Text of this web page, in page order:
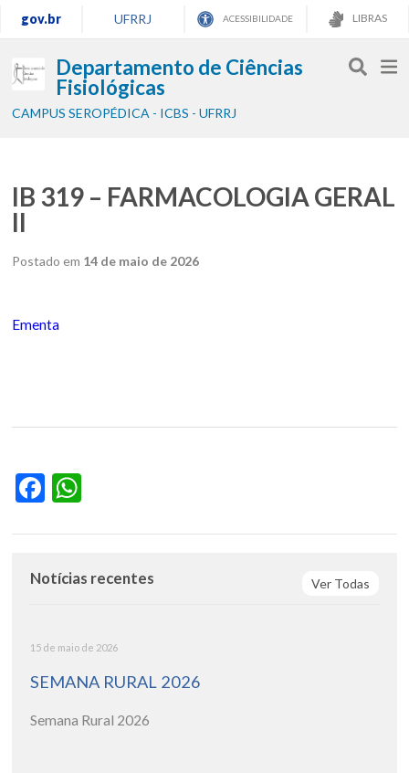
gov.br UFRRJ ACESSIBILIDADE LIBRAS
Departamento de Ciências
Fisiológicas
CAMPUS SEROPÉDICA - ICBS - UFRRJ
IB 319 – FARMACOLOGIA GERAL
II
Postado em 14 de maio de 2026
Ementa
Facebook
Ver Todas
Notícias recentes
15 de maio de 2026
SEMANA RURAL 2026
Semana Rural 2026